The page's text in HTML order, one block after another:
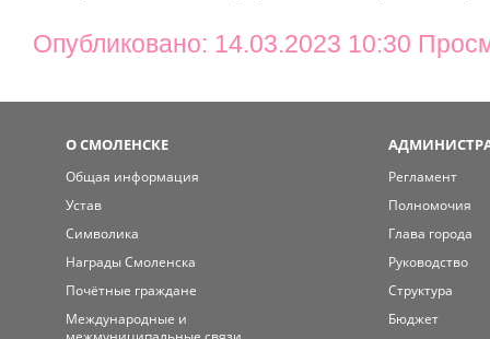
Опубликовано: 14.03.2023 10:30
О СМОЛЕНСКЕ
Общая информация
Устав
Символика
Награды Смоленска
Почётные граждане
Международные и
Регламент
Полномочия
Глава города
Руководство
Структура
Бюджет